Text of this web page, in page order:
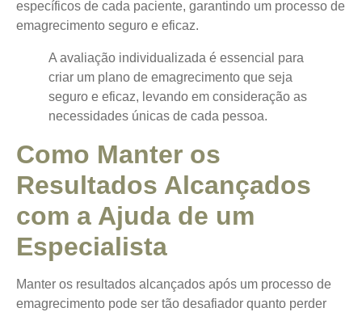
específicos de cada paciente, garantindo um processo de
emagrecimento seguro e eficaz.
A avaliação individualizada é essencial para
criar um plano de emagrecimento que seja
seguro e eficaz, levando em consideração as
necessidades únicas de cada pessoa.
Como Manter os
Resultados Alcançados
com a Ajuda de um
Especialista
Manter os resultados alcançados após um processo de
emagrecimento pode ser tão desafiador quanto perder